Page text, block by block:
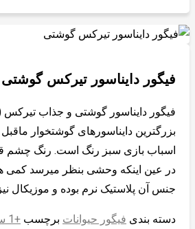
فیگور دایناسور تیرکس
بزرگترین دایناسورهای گوشتخوار ماقبل
اسباب بازی سبز رنگ است. رنگ چشم
در عین اینکه وحشی بنظر میرسد کمی
جنس آن پلاستیک نرم بوده و موزیکال
دسته بندی فیگور حیوانات برچسب +1 سال